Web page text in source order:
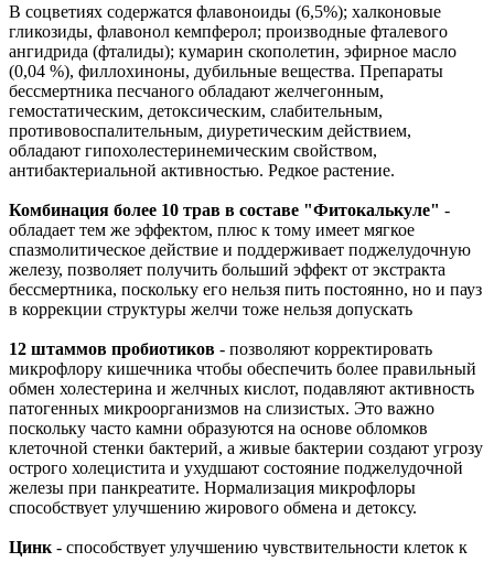
В соцветиях содержатся флавоноиды (6,5%); халконовые
гликозиды, флавонол кемпферол; производные фталевого
ангидрида (фталиды); кумарин скополетин, эфирное масло
(0,04 %), филлохиноны, дубильные вещества. Препараты
бессмертника песчаного обладают желчегонным,
гемостатическим, детоксическим, слабительным,
противовоспалительным, диуретическим действием,
обладают гипохолестеринемическим свойством,
антибактериальной активностью. Редкое растение.
Комбинация более 10 трав в составе "Фитокалькуле" -
обладает тем же эффектом, плюс к тому имеет мягкое
спазмолитическое действие и поддерживает поджелудочную
железу, позволяет получить больший эффект от экстракта
бессмертника, поскольку его нельзя пить постоянно, но и пауз
в коррекции структуры желчи тоже нельзя допускать
12 штаммов пробиотиков - позволяют корректировать
микрофлору кишечника чтобы обеспечить более правильный
обмен холестерина и желчных кислот, подавляют активность
патогенных микроорганизмов на слизистых. Это важно
поскольку часто камни образуются на основе обломков
клеточной стенки бактерий, а живые бактерии создают угрозу
острого холецистита и ухудшают состояние поджелудочной
железы при панкреатите. Нормализация микрофлоры
способствует улучшению жирового обмена и детоксу.
Цинк - способствует улучшению чувствительности клеток к